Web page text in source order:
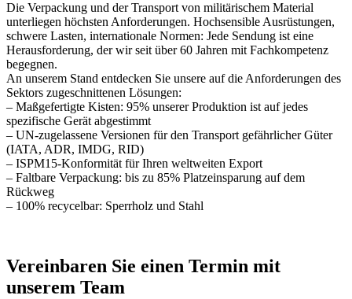
Die Verpackung und der Transport von militärischem Material
unterliegen höchsten Anforderungen. Hochsensible Ausrüstungen,
schwere Lasten, internationale Normen: Jede Sendung ist eine
Herausforderung, der wir seit über 60 Jahren mit Fachkompetenz
begegnen.
An unserem Stand entdecken Sie unsere auf die Anforderungen des
Sektors zugeschnittenen Lösungen:
– Maßgefertigte Kisten: 95% unserer Produktion ist auf jedes
spezifische Gerät abgestimmt
– UN-zugelassene Versionen für den Transport gefährlicher Güter
(IATA, ADR, IMDG, RID)
– ISPM15-Konformität für Ihren weltweiten Export
– Faltbare Verpackung: bis zu 85% Platzeinsparung auf dem
Rückweg
– 100% recycelbar: Sperrholz und Stahl
Vereinbaren Sie einen Termin mit
unserem Team